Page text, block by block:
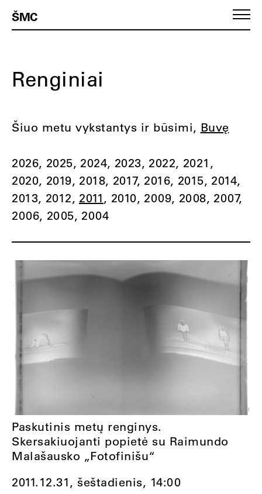
ŠMC
Renginiai
Šiuo metu vykstantys ir būsimi Buvę
2026 2025 2024 2023 2022 2021
2020 2019 2018 2017 2016 2015 2014
2013 2012 2011 2010 2009 2008 2007
2006 2005 2004
2011.12.31, šeštadienis, 14:00
Paskutinis metų renginys.
Skersakiuojanti popietė su Raimundo
Malašausko „Fotofinišu“